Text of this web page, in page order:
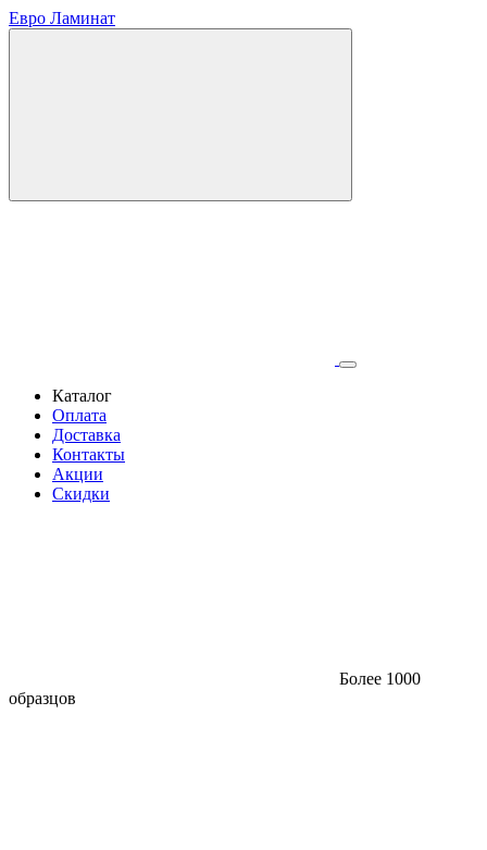
Евро Ламинат
Каталог
Оплата
Доставка
Контакты
Акции
Скидки
Более 1000
образцов